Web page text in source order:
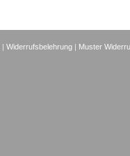
|Widerrufsbelehrung | Muster